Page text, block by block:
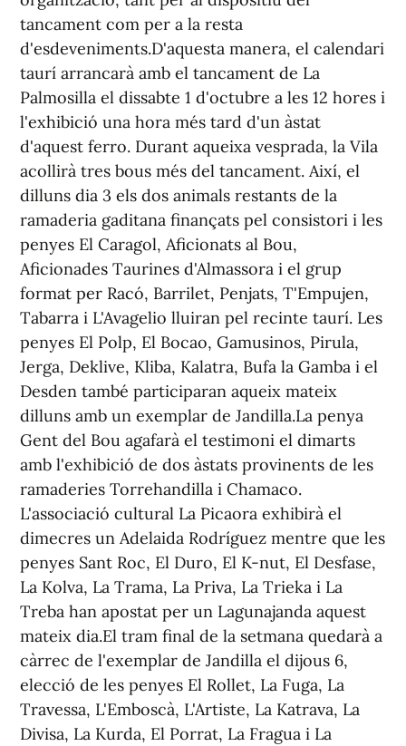
tancament com per a la resta
d'esdeveniments.D'aquesta manera, el calendari
taurí arrancarà amb el tancament de La
Palmosilla el dissabte 1 d'octubre a les 12 hores i
l'exhibició una hora més tard d'un àstat
d'aquest ferro. Durant aqueixa vesprada, la Vila
acollirà tres bous més del tancament. Així, el
dilluns dia 3 els dos animals restants de la
ramaderia gaditana finançats pel consistori i les
penyes El Caragol, Aficionats al Bou,
Aficionades Taurines d'Almassora i el grup
format per Racó, Barrilet, Penjats, T'Empujen,
Tabarra i L'Avagelio lluiran pel recinte taurí. Les
penyes El Polp, El Bocao, Gamusinos, Pirula,
Jerga, Deklive, Kliba, Kalatra, Bufa la Gamba i el
Desden també participaran aqueix mateix
dilluns amb un exemplar de Jandilla.La penya
Gent del Bou agafarà el testimoni el dimarts
amb l'exhibició de dos àstats provinents de les
ramaderies Torrehandilla i Chamaco.
L'associació cultural La Picaora exhibirà el
dimecres un Adelaida Rodríguez mentre que les
penyes Sant Roc, El Duro, El K-nut, El Desfase,
La Kolva, La Trama, La Priva, La Trieka i La
Treba han apostat per un Lagunajanda aquest
mateix dia.El tram final de la setmana quedarà a
càrrec de l'exemplar de Jandilla el dijous 6,
elecció de les penyes El Rollet, La Fuga, La
Travessa, L'Emboscà, L'Artiste, La Katrava, La
Divisa, La Kurda, El Porrat, La Fragua i La